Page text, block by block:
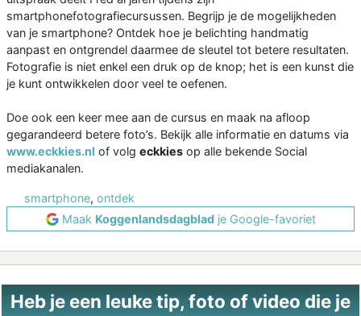
smartphonefotografiecursussen. Begrijp je de mogelijkheden
van je smartphone? Ontdek hoe je belichting handmatig
aanpast en ontgrendel daarmee de sleutel tot betere resultaten.
Fotografie is niet enkel een druk op de knop; het is een kunst die
je kunt ontwikkelen door veel te oefenen.
Doe ook een keer mee aan de cursus en maak na afloop
gegarandeerd betere foto’s. Bekijk alle informatie en datums via
www.eckkies.nl of volg eckkies op alle bekende Social
mediakanalen.
smartphone, ontdek
Maak Koggenlandsdagbladje Google-favoriet
Heb je een leuke tip, foto of video die je